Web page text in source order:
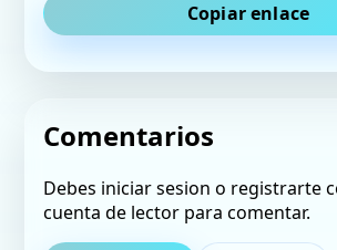
Copiar enlace
Comentarios
Debes iniciar sesion o registrarte
cuenta de lector para comentar.